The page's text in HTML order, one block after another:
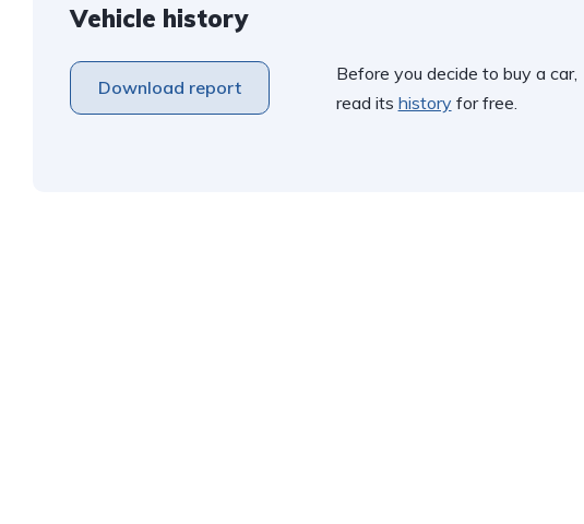
Vehicle history
Download report
Before you decide to buy a car,
read its history for free.